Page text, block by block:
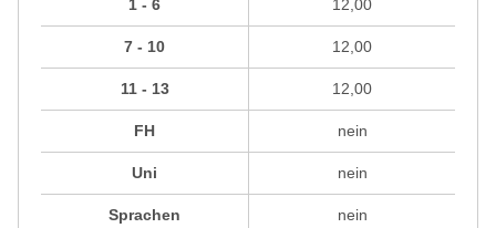
1 - 6
7 - 10
11 - 13
FH
Uni
Sprachen
12,00
12,00
12,00
nein
nein
nein